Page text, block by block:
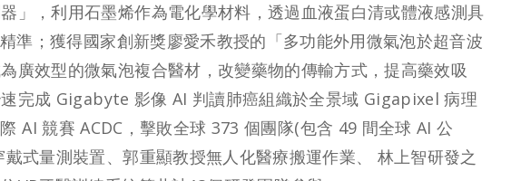
」，利用石墨烯作為電化學材料，透過血液蛋白清或體液感測具
準；獲得國家創新獎廖愛禾教授的「多功能外用微氣泡於超音波
廣效型的微氣泡複合醫材，改變藥物的傳輸方式，提高藥效吸
完成 Gigabyte 影像 AI 判讀肺癌組織於全景域 Gigapixel 病理
AI 競賽 ACDC，擊敗全球 373 個團隊(包含 49 間全球 AI 公
式量測裝置、郭重顯教授無人化醫療搬運作業、 林上智研發之